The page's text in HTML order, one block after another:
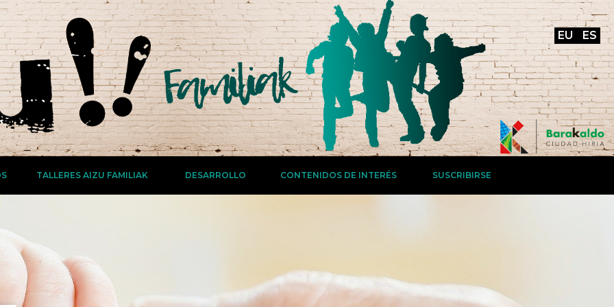
EU ES
TALLERES AIZU FAMILIAK DESARROLLO CONTENIDOS DE INTERÉS SUSCRIBIRSE